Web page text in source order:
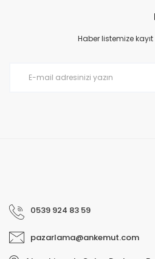
Ürün resmi kalitesiz, bozuk veya
Ürün açıklamasında eksik bilgiler
Haber listemize
0539 924 83 59
pazarlama@ankemut.com